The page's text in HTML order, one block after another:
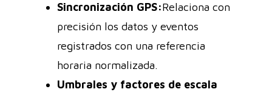
Sincronización GPS:Relaciona con
precisión los datos y eventos
registrados con una referencia
horaria normalizada.
Umbrales y factores de escala